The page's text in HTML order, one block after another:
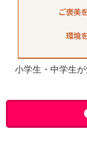
小学生・中学生